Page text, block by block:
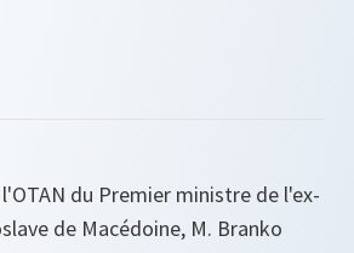
du Premier ministre de l'ex-
de Macédoine, M. Branko